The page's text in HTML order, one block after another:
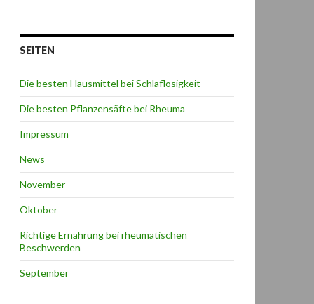
SEITEN
Die besten Hausmittel bei Schlaflosigkeit
Die besten Pflanzensäfte bei Rheuma
Impressum
News
November
Oktober
Richtige Ernährung bei rheumatischen
Beschwerden
September